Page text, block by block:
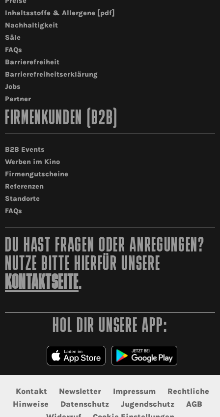
Inhaltsstoffe & Allergene [pdf]
Nachhaltigkeit
Säle
FAQs
Barrierefreiheit
Barrierefreiheitserklärung
Jobs
Partner
FIRMENKUNDEN (B2B)
B2B Events
Werben im Kino
Firmengutscheine
Referenzen
Standorte
FAQs
DU HAST FRAGEN ODER ANREGUNGEN?
NUTZE BITTE HIERFÜR UNSERE
KONTAKTSEITE.
HOL DIR UNSERE APP:
Kontakt Newsletter Impressum
Rechtliche
Hinweise
Datenschutz Jugendschutz
AGB